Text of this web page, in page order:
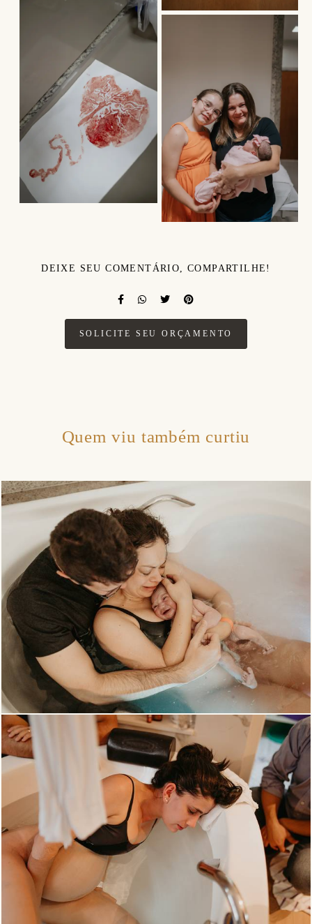
DEIXE SEU COMENTÁRIO, COMPARTILHE!
SOLICITE SEU ORÇAMENTO
Quem viu também curtiu